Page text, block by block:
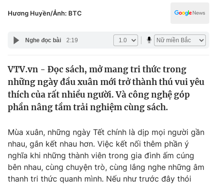
Pháp luật
Thế giới
Tin tức
Thế giới đó đây
Câu chuyện quốc tế
Tài chính
Thị trường
Góc doanh nghiệp
Dữ liệu và đời sống
Truyền hình
Y tế
Công nghệ
Hương Huyền/Ảnh: BTC
Nghe đọc bài 2:19
VTV.vn - Đọc sách, mở mang tri thức trong
những ngày đầu xuân mới trở thành thú vui yêu
thích của rất nhiều người. Và công nghệ góp
phần nâng tầm trải nghiệm cùng sách.
Mùa xuân, những ngày Tết chính là dịp mọi người gần
nhau, gắn kết nhau hơn. Việc kết nối thêm phần ý
nghĩa khi những thành viên trong gia đình ấm cúng
bên nhau, cùng chuyện trò, cùng lắng nghe những âm
thanh tri thức quanh mình. Nếu như trước đây thói